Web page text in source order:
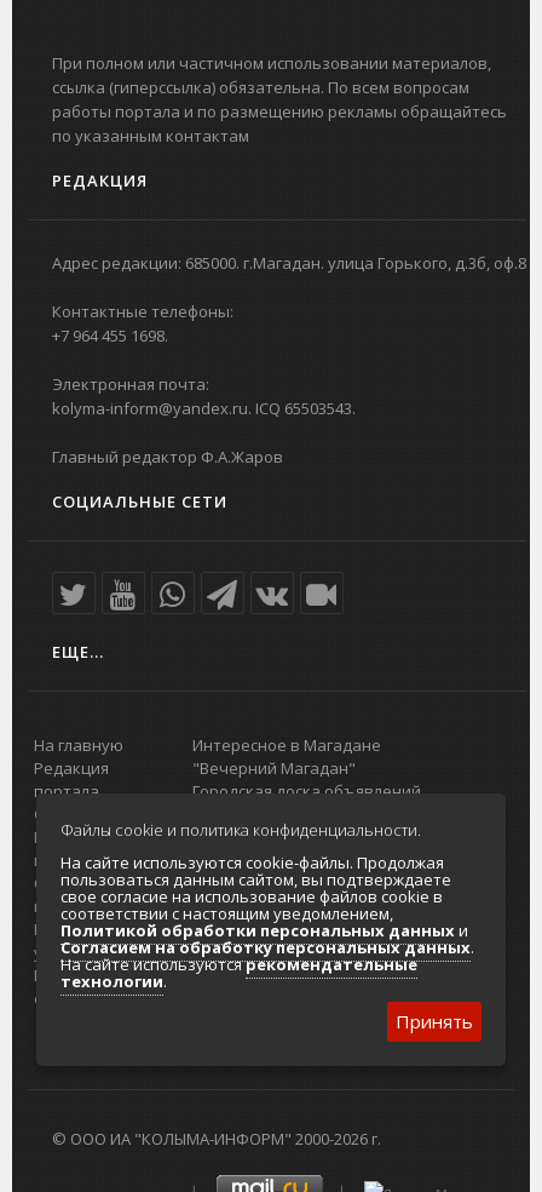
При полном или частичном использовании материалов,
ссылка (гиперссылка) обязательна. По всем вопросам
работы портала и по размещению рекламы обращайтесь
по указанным контактам
РЕДАКЦИЯ
Адрес редакции: 685000. г.Магадан. улица Горького, д.3б, оф.8
Контактные телефоны:
+7 964 455 1698.
Электронная почта:
kolyma-inform@yandex.ru. ICQ 65503543.
Главный редактор Ф.А.Жаров
СОЦИАЛЬНЫЕ СЕТИ
ЕЩЕ...
На главную
Редакция
портала
О проекте
Реклама на
портале
Отзывы и
предложения
Интернет-
услуги
Разработка
сайтов
Интересное в Магадане
"Вечерний Магадан"
Городская доска объявлений
Главный туристический портал
Колымы
Политика в отношении обработки
персональных данных
Согласие на обработку персональных
данных
© ООО ИА "КОЛЫМА-ИНФОРМ" 2000-2026 г.
Файлы cookie и политика конфиденциальности.
На сайте используются cookie-файлы. Продолжая
пользоваться данным сайтом, вы подтверждаете
свое согласие на использование файлов cookie в
соответствии с настоящим уведомлением,
Политикой обработки персональных данныхи
Согласием на обработку персональных данных.
На сайте используютсярекомендательные
технологии.
Принять